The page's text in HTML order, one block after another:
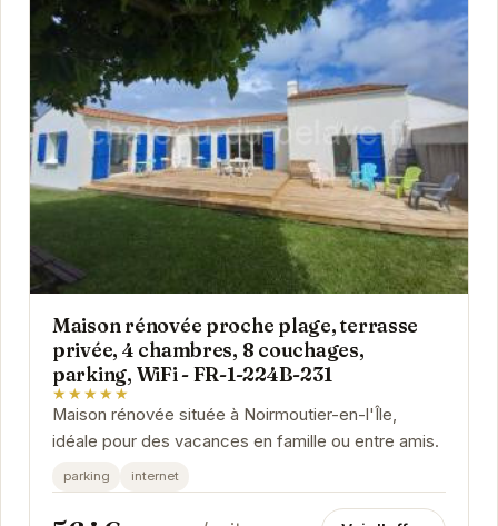
Maison rénovée proche plage, terrasse
privée, 4 chambres, 8 couchages,
parking, WiFi - FR-1-224B-231
★★★★★
Maison rénovée située à Noirmoutier-en-l'Île,
idéale pour des vacances en famille ou entre amis.
parking internet